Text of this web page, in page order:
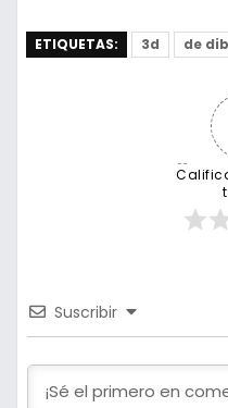
ETIQUETAS: 3d de
Suscribir